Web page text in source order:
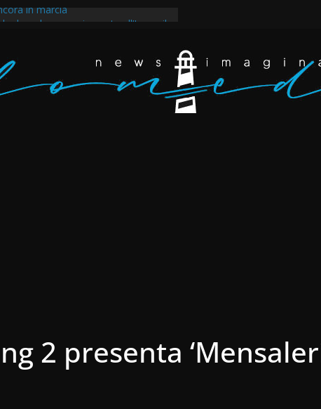
in marcia
scarafaggi ha messo al muro il
Eravamo dappertutto
il tempo della rabbia e della rivolta a
2 presenta